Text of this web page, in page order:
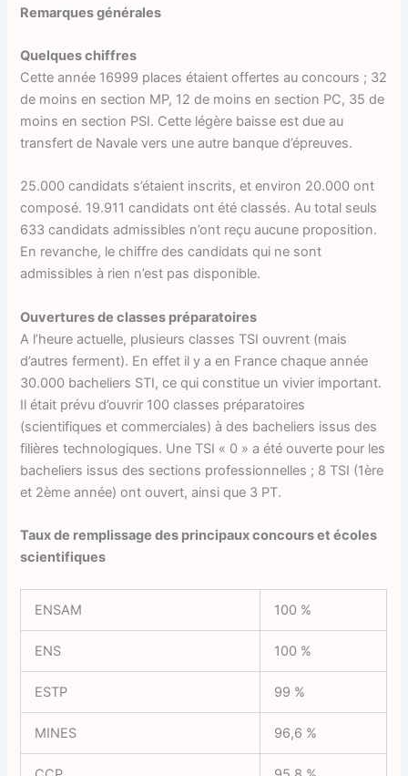
Remarques générales
Quelques chiffres
Cette année 16999 places étaient offertes au concours ; 32
de moins en section MP, 12 de moins en section PC, 35 de
moins en section PSI. Cette légère baisse est due au
transfert de Navale vers une autre banque d’épreuves.
25.000 candidats s’étaient inscrits, et environ 20.000 ont
composé. 19.911 candidats ont été classés. Au total seuls
633 candidats admissibles n’ont reçu aucune proposition.
En revanche, le chiffre des candidats qui ne sont
admissibles à rien n’est pas disponible.
Ouvertures de classes préparatoires
A l’heure actuelle, plusieurs classes TSI ouvrent (mais
d’autres ferment). En effet il y a en France chaque année
30.000 bacheliers STI, ce qui constitue un vivier important.
Il était prévu d’ouvrir 100 classes préparatoires
(scientifiques et commerciales) à des bacheliers issus des
filières technologiques. Une TSI « 0 » a été ouverte pour les
bacheliers issus des sections professionnelles ; 8 TSI (1ère
et 2ème année) ont ouvert, ainsi que 3 PT.
Taux de remplissage des principaux concours et écoles
scientifiques
ENSAM 100 %
ENS 100 %
ESTP 99 %
MINES 96,6 %